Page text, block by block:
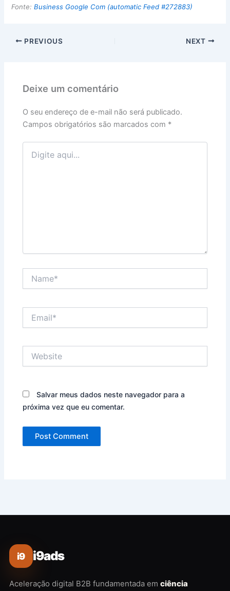
Fonte:Business Google Com (automatic Feed #272883)
PREVIOUS NEXT
Deixe um comentário
O seu endereço de e-mail não será publicado.
Campos obrigatórios são marcados com *
Digite
aqui...
Salvar meus dados neste navegador para a
próxima vez que eu comentar.
i9 i9ads
Aceleração digital B2B fundamentada em ciência